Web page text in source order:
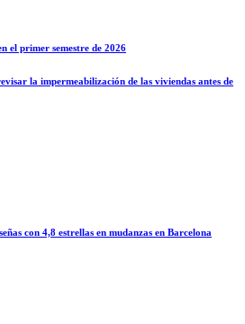
el primer semestre de 2026
la impermeabilización de las viviendas antes de
con 4,8 estrellas en mudanzas en Barcelona